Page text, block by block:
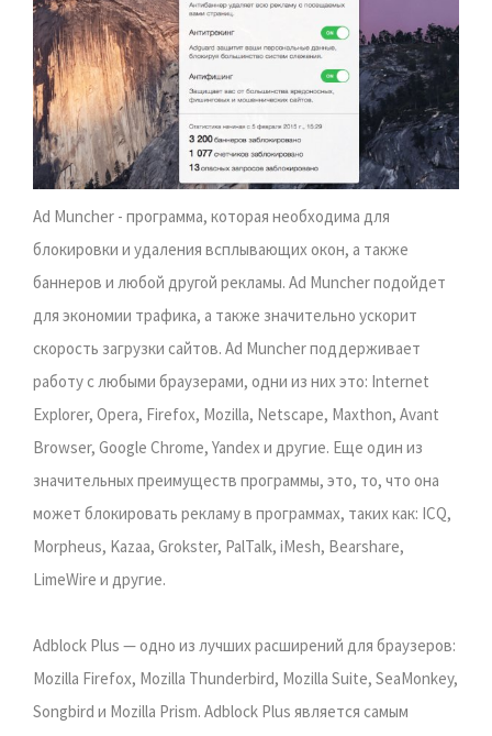
Ad Muncher - программа, которая необходима для
блокировки и удаления всплывающих окон, а также
баннеров и любой другой рекламы. Ad Muncher подойдет
для экономии трафика, а также значительно ускорит
скорость загрузки сайтов. Ad Muncher поддерживает
работу с любыми браузерами, одни из них это: Internet
Explorer, Opera, Firefox, Mozilla, Netscape, Maxthon, Avant
Browser, Google Chrome, Yandex и другие. Еще один из
значительных преимуществ программы, это, то, что она
может блокировать рекламу в программах, таких как: ICQ,
Morpheus, Kazaa, Grokster, PalTalk, iMesh, Bearshare,
LimeWire и другие.
Adblock Plus — одно из лучших расширений для браузеров:
Mozilla Firefox, Mozilla Thunderbird, Mozilla Suite, SeaMonkey,
Songbird и Mozilla Prism. Adblock Plus является самым